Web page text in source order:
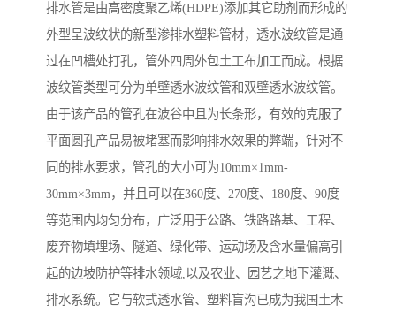
排水管是由高密度聚乙烯(HDPE)添加其它助剂而形成的
外型呈波纹状的新型渗排水塑料管材，透水波纹管是通
过在凹槽处打孔，管外四周外包土工布加工而成。根据
波纹管类型可分为单壁透水波纹管和双壁透水波纹管。
由于该产品的管孔在波谷中且为长条形，有效的克服了
平面圆孔产品易被堵塞而影响排水效果的弊端，针对不
同的排水要求，管孔的大小可为10mm×1mm-
30mm×3mm，并且可以在360度、270度、180度、90度
等范围内均匀分布，广泛用于公路、铁路路基、工程、
废弃物填埋场、隧道、绿化带、运动场及含水量偏高引
起的边坡防护等排水领域,以及农业、园艺之地下灌溉、
排水系统。它与软式透水管、塑料盲沟已成为我国土木